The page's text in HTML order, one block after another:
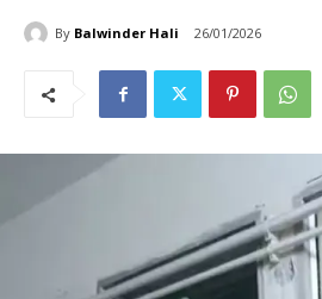
By Balwinder Hali 26/01/2026